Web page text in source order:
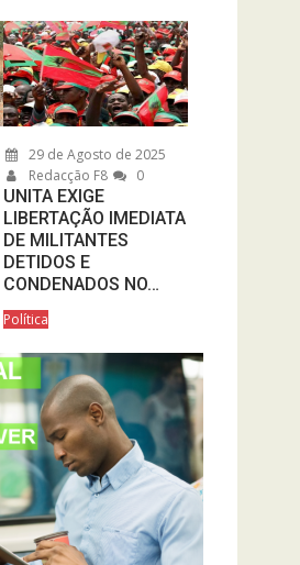
29 de Agosto de 2025
Redacção F8
0
UNITA EXIGE
LIBERTAÇÃO IMEDIATA
DE MILITANTES
DETIDOS E
CONDENADOS NO…
Política